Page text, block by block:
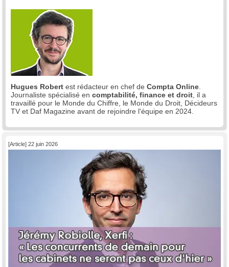
Hugues Robert est rédacteur en chef de Compta Online
Journaliste spécialisé en comptabilité, finance et droit , il a
travaillé pour le Monde du Chiffre, le Monde du Droit, Décideurs
TV et Daf Magazine avant de rejoindre l'équipe en 2024.
[Article] 22 juin 2026